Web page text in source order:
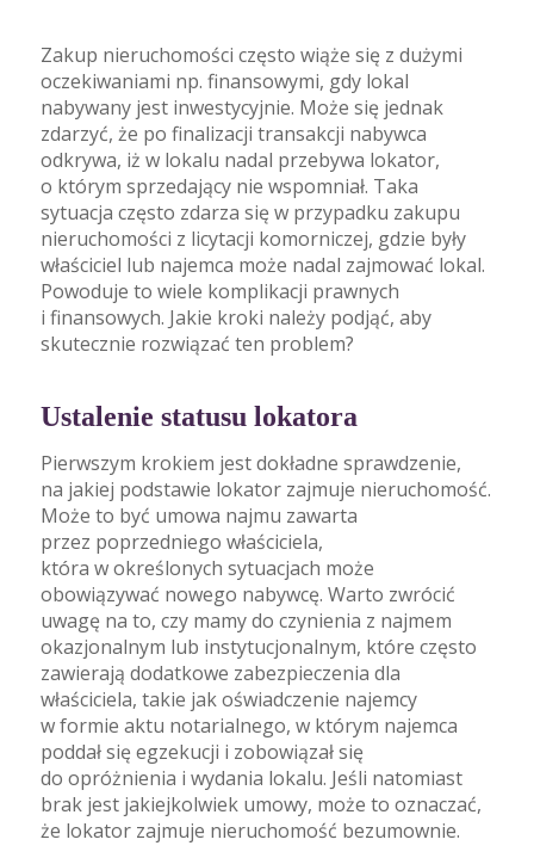
Zakup nieruchomości często wiąże się z dużymi
oczekiwaniami np. finansowymi, gdy lokal
nabywany jest inwestycyjnie. Może się jednak
zdarzyć, że po finalizacji transakcji nabywca
odkrywa, iż w lokalu nadal przebywa lokator,
o którym sprzedający nie wspomniał. Taka
sytuacja często zdarza się w przypadku zakupu
nieruchomości z licytacji komorniczej, gdzie były
właściciel lub najemca może nadal zajmować lokal.
Powoduje to wiele komplikacji prawnych
i finansowych. Jakie kroki należy podjąć, aby
skutecznie rozwiązać ten problem?
Ustalenie statusu lokatora
Pierwszym krokiem jest dokładne sprawdzenie,
na jakiej podstawie lokator zajmuje nieruchomość.
Może to być umowa najmu zawarta
przez poprzedniego właściciela,
która w określonych sytuacjach może
obowiązywać nowego nabywcę. Warto zwrócić
uwagę na to, czy mamy do czynienia z najmem
okazjonalnym lub instytucjonalnym, które często
zawierają dodatkowe zabezpieczenia dla
właściciela, takie jak oświadczenie najemcy
w formie aktu notarialnego, w którym najemca
poddał się egzekucji i zobowiązał się
do opróżnienia i wydania lokalu. Jeśli natomiast
brak jest jakiejkolwiek umowy, może to oznaczać,
że lokator zajmuje nieruchomość bezumownie.